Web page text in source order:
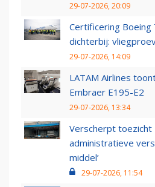
29-07-2026, 20:09
Certificering Boeing
dichterbij:
29-07-2026, 14:09
LATAM Airlines
Embraer E195-E2
29-07-2026, 13:34
Verscherpt toezicht
administratieve
middel’
29-07-2026, 11:54